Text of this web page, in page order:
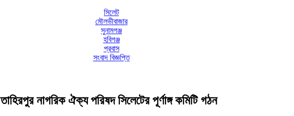
সিলেট
মৌলভীবাজার
সুনামগঞ্জ
হবিগঞ্জ
প্রবাস
সংবাদ বিজ্ঞপ্তি
তাহিরপুর নাগরিক ঐক্য পরিষদ সিলেটের পূর্ণাঙ্গ কমিটি গঠন